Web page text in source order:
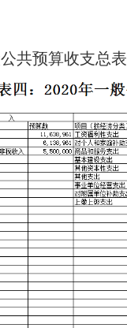
共预算收支总表